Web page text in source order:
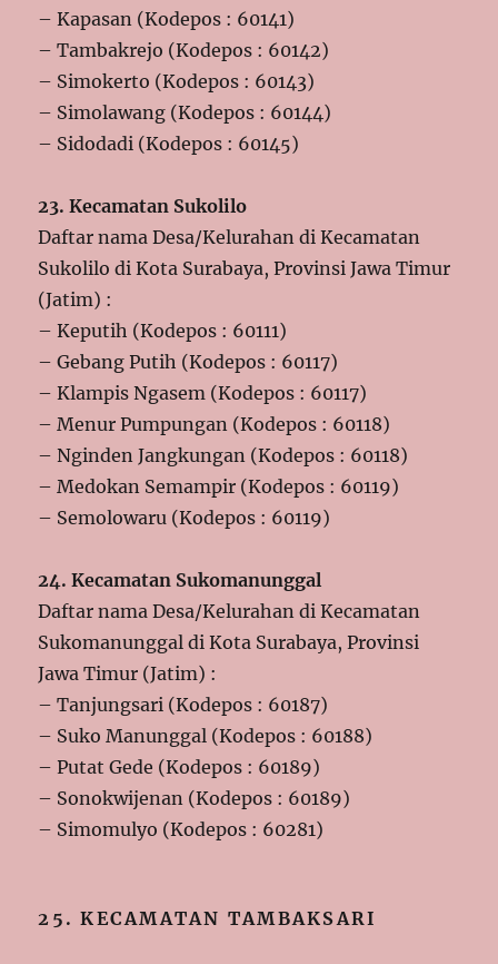
– Kapasan (Kodepos : 60141)
– Tambakrejo (Kodepos : 60142)
– Simokerto (Kodepos : 60143)
– Simolawang (Kodepos : 60144)
– Sidodadi (Kodepos : 60145)
23. Kecamatan Sukolilo
Daftar nama Desa/Kelurahan di Kecamatan
Sukolilo di Kota Surabaya, Provinsi Jawa Timur
(Jatim) :
– Keputih (Kodepos : 60111)
– Gebang Putih (Kodepos : 60117)
– Klampis Ngasem (Kodepos : 60117)
– Menur Pumpungan (Kodepos : 60118)
– Nginden Jangkungan (Kodepos : 60118)
– Medokan Semampir (Kodepos : 60119)
– Semolowaru (Kodepos : 60119)
24. Kecamatan Sukomanunggal
Daftar nama Desa/Kelurahan di Kecamatan
Sukomanunggal di Kota Surabaya, Provinsi
Jawa Timur (Jatim) :
– Tanjungsari (Kodepos : 60187)
– Suko Manunggal (Kodepos : 60188)
– Putat Gede (Kodepos : 60189)
– Sonokwijenan (Kodepos : 60189)
– Simomulyo (Kodepos : 60281)
25. KECAMATAN TAMBAKSARI